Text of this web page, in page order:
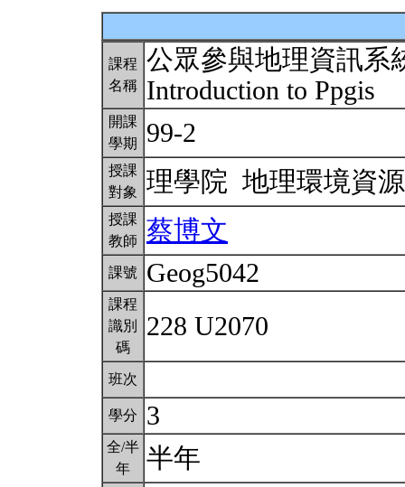
課程
名稱
公眾參與地理資訊系
Introduction to Ppgis
開課
學期
99-2
授課
對象
理學院 地理環境資
授課
教師
蔡博文
課號 Geog5042
課程
識別
碼
228 U2070
班次
學分 3
全/半
年
半年